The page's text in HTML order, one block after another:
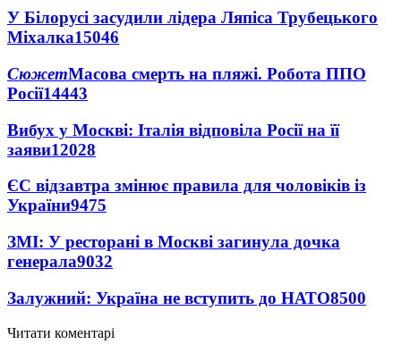
У Білорусі засудили лідера Ляпіса Трубецького
Міхалка15046
СюжетМасова смерть на пляжі. Робота ППО
Росії14443
Вибух у Москві: Італія відповіла Росії на її
заяви12028
ЄС відзавтра змінює правила для чоловіків із
України9475
ЗМІ: У ресторані в Москві загинула дочка
генерала9032
Залужний: Україна не вступить до НАТО8500
Читати коментарі